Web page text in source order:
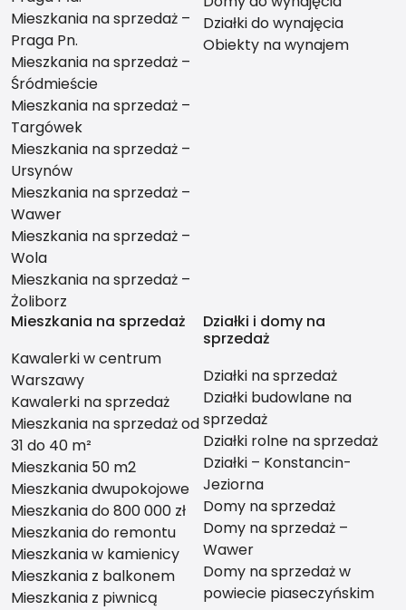
Mieszkania na sprzedaż –
Praga Pn.
Mieszkania na sprzedaż –
Śródmieście
Mieszkania na sprzedaż –
Targówek
Mieszkania na sprzedaż –
Ursynów
Mieszkania na sprzedaż –
Wawer
Mieszkania na sprzedaż –
Wola
Mieszkania na sprzedaż –
Żoliborz
Działki do wynajęcia
Obiekty na wynajem
Mieszkania na sprzedaż
Kawalerki w centrum
Warszawy
Kawalerki na sprzedaż
Mieszkania na sprzedaż od
31 do 40 m²
Mieszkania 50 m2
Mieszkania dwupokojowe
Mieszkania do 800 000 zł
Mieszkania do remontu
Mieszkania w kamienicy
Mieszkania z balkonem
Mieszkania z piwnicą
Działki i domy na
sprzedaż
Działki na sprzedaż
Działki budowlane na
sprzedaż
Działki rolne na sprzedaż
Działki – Konstancin-
Jeziorna
Domy na sprzedaż
Domy na sprzedaż –
Wawer
Domy na sprzedaż w
powiecie piaseczyńskim